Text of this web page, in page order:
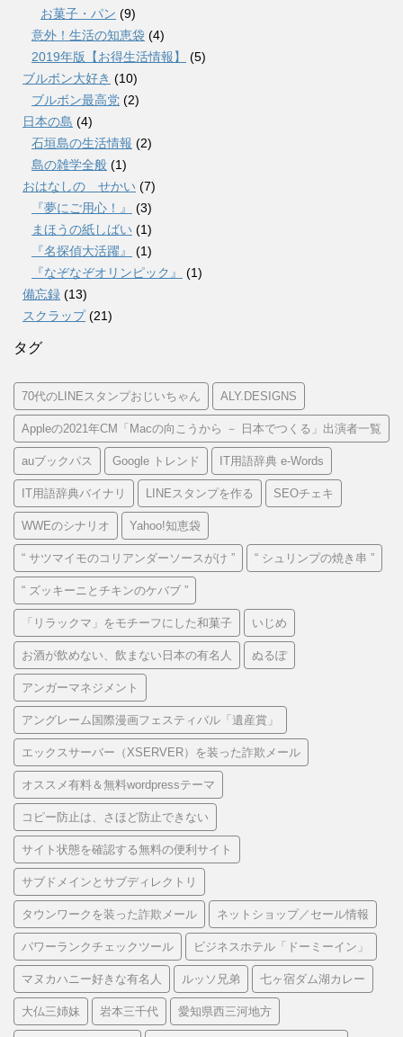
お菓子・パン (9)
意外！生活の知恵袋 (4)
2019年版【お得生活情報】
(5)
ブルボン大好き (10)
ブルボン最高党 (2)
日本の島 (4)
石垣島の生活情報 (2)
島の雑学全般 (1)
おはなしの せかい (7)
『夢にご用心！』
(3)
まほうの紙しばい (1)
『名探偵大活躍』
(1)
『なぞなぞオリンピック』
(1)
備忘録 (13)
スクラップ(21)
タグ
70代のLINEスタンプおじいちゃん ALY.DESIGNS
Appleの2021年CM「Macの向こうから － 日本でつくる」出演者一覧
auブックパス Google トレンド IT用語辞典 e-Words
IT用語辞典バイナリ LINEスタンプを作る SEOチェキ
WWEのシナリオ Yahoo!知恵袋
“ サツマイモのコリアンダーソースがけ ” “ シュリンプの焼き串 ”
“ ズッキーニとチキンのケバブ ”
「リラックマ」をモチーフにした和菓子 いじめ
お酒が飲めない、飲まない日本の有名人 ぬるぽ
アンガーマネジメント
アングレーム国際漫画フェスティバル「遺産賞」
エックスサーバー（XSERVER）を装った詐欺メール
オススメ有料＆無料wordpressテーマ
コピー防止は、さほど防止できない
サイト状態を確認する無料の便利サイト
サブドメインとサブディレクトリ
タウンワークを装った詐欺メール ネットショップ／セール情報
パワーランクチェックツール ビジネスホテル「ドーミーイン」
マヌカハニー好きな有名人 ルッソ兄弟 七ヶ宿ダム湖カレー
大仏三姉妹 岩本三千代 愛知県西三河地方